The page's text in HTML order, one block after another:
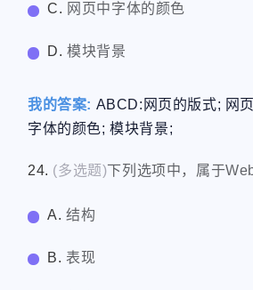
C. 网页中字体的颜色
D.模块背景
我的答案: ABCD:网页的版式; 网
字体的颜色; 模块背景;
24. (多选题)下列选项中，属于
A.结构
B.表现